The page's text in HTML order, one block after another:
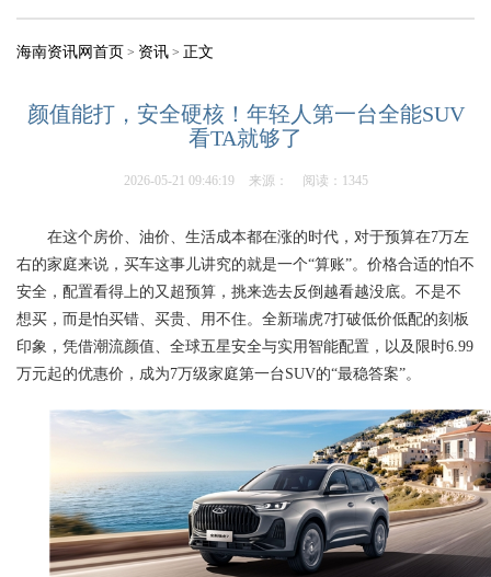
海南资讯网首页 > 资讯 > 正文
颜值能打，安全硬核！年轻人第一台全能SUV
看TA就够了
2026-05-21 09:46:19 来源： 阅读：1345
在这个房价、油价、生活成本都在涨的时代，对于预算在7万左
右的家庭来说，买车这事儿讲究的就是一个“算账”。价格合适的怕不
安全，配置看得上的又超预算，挑来选去反倒越看越没底。不是不
想买，而是怕买错、买贵、用不住。全新瑞虎7打破低价低配的刻板
印象，凭借潮流颜值、全球五星安全与实用智能配置，以及限时6.99
万元起的优惠价，成为7万级家庭第一台SUV的“最稳答案”。